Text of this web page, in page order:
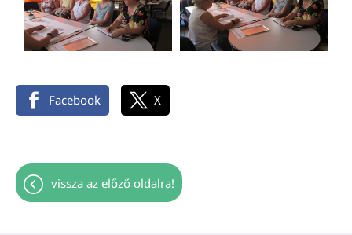
Facebook X
vissza az előző oldalra!